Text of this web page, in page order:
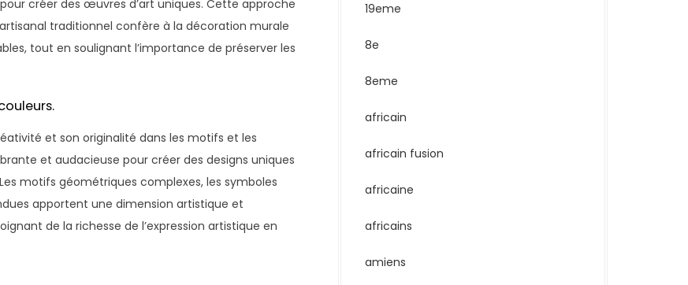
créer des œuvres d’art uniques. Cette approche
traditionnel confère à la décoration murale
tout en soulignant l’importance de préserver les
et son originalité dans les motifs et les
et audacieuse pour créer des designs uniques
motifs géométriques complexes, les symboles
apportent une dimension artistique et
de la richesse de l’expression artistique en
19eme
8e
8eme
africain
africain fusion
africaine
africains
amiens